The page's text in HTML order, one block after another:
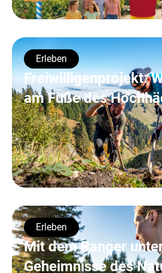
Erleben
Freiwilligenprojekt:
am Fuße des
Erleben
Mit dem Ranger
Geheimnisse des